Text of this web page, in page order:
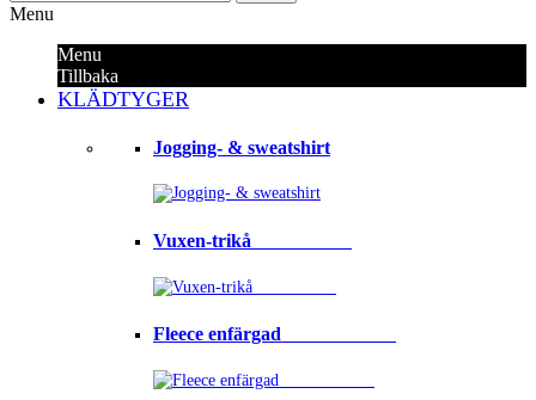
Menu
Menu
Tillbaka
KLÄDTYGER
Jogging- & sweatshirt
Vuxen-trikå⠀⠀⠀⠀⠀⠀⠀
Fleece enfärgad⠀⠀⠀⠀⠀⠀⠀⠀